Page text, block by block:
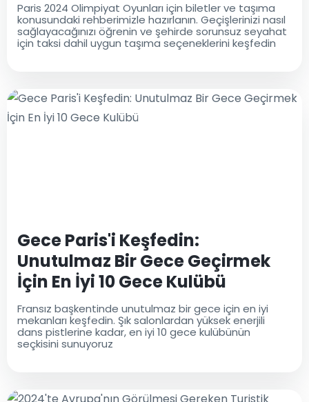
Paris 2024 Olimpiyat Oyunları için biletler ve taşıma
konusundaki rehberimizle hazırlanın. Geçişlerinizi nasıl
sağlayacağınızı öğrenin ve şehirde sorunsuz seyahat
için taksi dahil uygun taşıma seçeneklerini keşfedin
Gece Paris'i Keşfedin:
Unutulmaz Bir Gece Geçirmek
İçin En İyi 10 Gece Kulübü
Fransız başkentinde unutulmaz bir gece için en iyi
mekanları keşfedin. Şık salonlardan yüksek enerjili
dans pistlerine kadar, en iyi 10 gece kulübünün
seçkisini sunuyoruz